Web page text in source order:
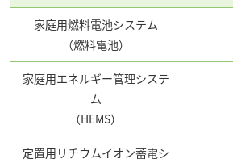
家庭用燃料電池システム
（燃料電池）
家庭用エネルギー管理システ
ム
（HEMS）
定置用リチウムイオン蓄電シ